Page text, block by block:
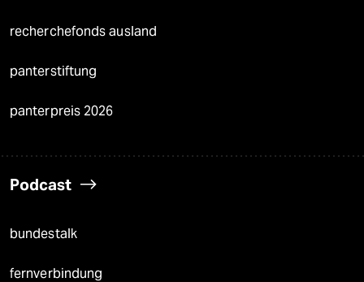
recherchefonds ausland
panterstiftung
panterpreis 2026
Podcast
bundestalk
fernverbindung